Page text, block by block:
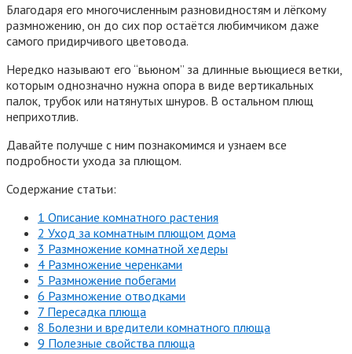
Благодаря его многочисленным разновидностям и лёгкому
размножению, он до сих пор остаётся любимчиком даже
самого придирчивого цветовода.
Нередко называют его “вьюном” за длинные вьющиеся ветки,
которым однозначно нужна опора в виде вертикальных
палок, трубок или натянутых шнуров. В остальном плющ
неприхотлив.
Давайте получше с ним познакомимся и узнаем все
подробности ухода за плющом.
Содержание статьи:
1 Описание комнатного растения
2 Уход за комнатным плющом дома
3 Размножение комнатной хедеры
4 Размножение черенками
5 Размножение побегами
6 Размножение отводками
7 Пересадка плюща
8 Болезни и вредители комнатного плюща
9 Полезные свойства плюща